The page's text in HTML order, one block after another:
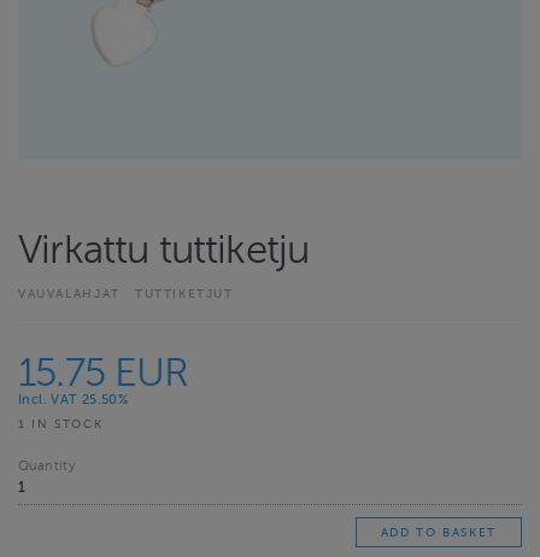
Virkattu tuttiketju
VAUVALAHJAT TUTTIKETJUT
15.75 EUR
Incl. VAT 25.50%
1 IN STOCK
Quantity